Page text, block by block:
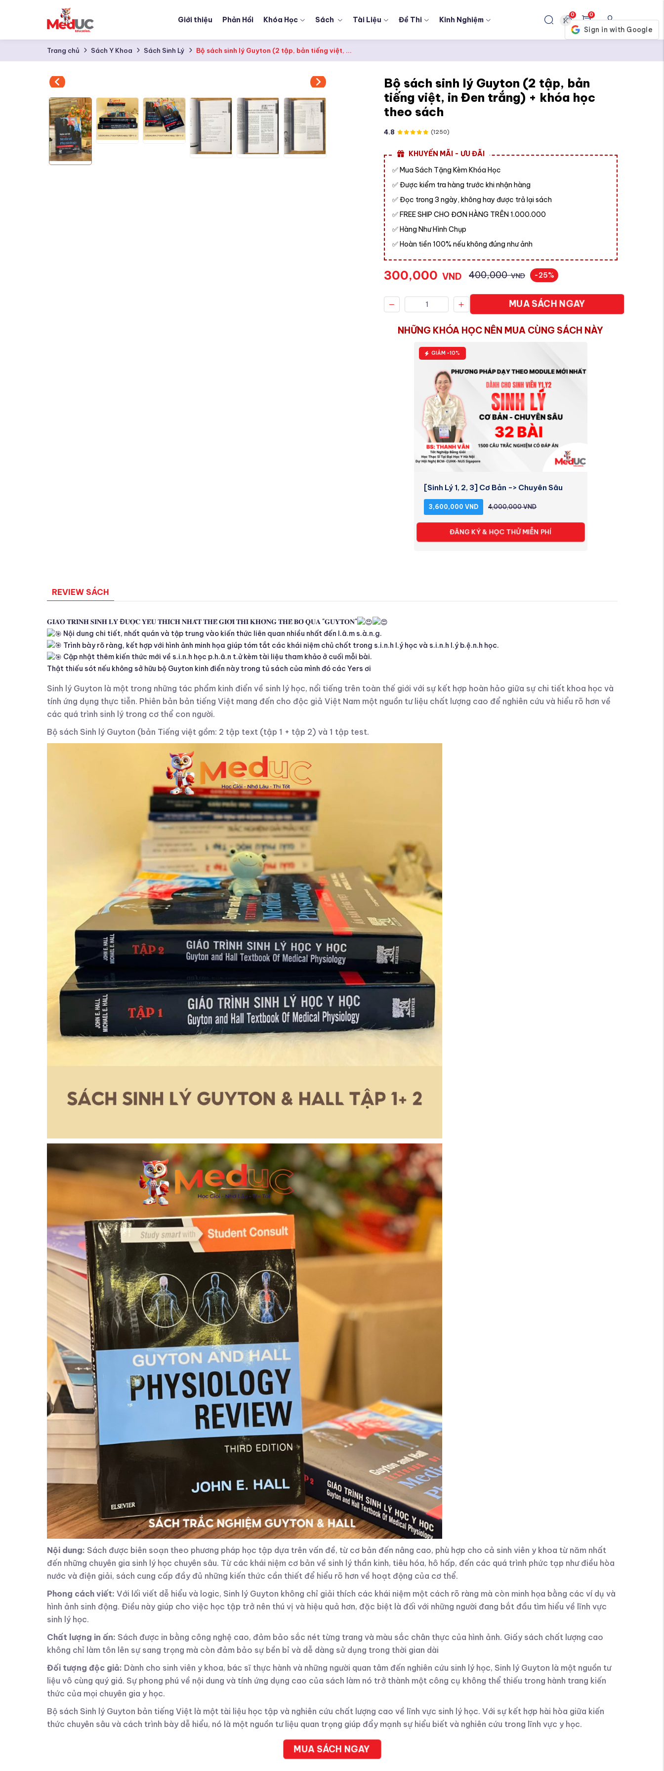
Giới thiệu Phản Hồi Khóa Học Sách Tài Liệu Đề Thi Kinh Nghiệm
0
0
Trang chủ Sách Y Khoa Sách Sinh Lý Bộ sách sinh lý Guyton (2 tập, bản tiếng việt, ...
Bộ sách sinh lý Guyton (2 tập, bản
tiếng việt, in Đen trắng) + khóa học
theo sách
4.8 (1250)
KHUYẾN MÃI - ƯU ĐÃI
✅ Mua Sách Tặng Kèm Khóa Học
✅ Được kiểm tra hàng trước khi nhận hàng
✅ Đọc trong 3 ngày, không hay được trả lại sách
✅ FREE SHIP CHO ĐƠN HÀNG TRÊN 1.000.000
✅ Hàng Như Hình Chụp
✅ Hoàn tiền 100% nếu không đúng như ảnh
300,000 VND 400,000VND -25%
MUA SÁCH NGAY
NHỮNG KHÓA HỌC NÊN MUA CÙNG SÁCH NÀY
GIẢM -10%
[Sinh Lý 1, 2, 3] Cơ Bản -> Chuyên Sâu
3,600,000 VND 4,000,000 VND
ĐĂNG KÝ & HỌC THỬ MIỄN PHÍ
REVIEW SÁCH
𝐆𝐈𝐀́𝐎 𝐓𝐑𝐈̀𝐍𝐇 𝐒𝐈𝐍𝐇 𝐋𝐘́ Đ𝐔̛𝐎̛̣𝐂 𝐘𝐄̂𝐔 𝐓𝐇𝐈́𝐂𝐇 𝐍𝐇𝐀̂́𝐓 𝐓𝐇𝐄̂́ 𝐆𝐈𝐎̛́𝐈 𝐓𝐇𝐈̀ 𝐊𝐇𝐎̂𝐍𝐆 𝐓𝐇𝐄̂̉ 𝐁𝐎̉ 𝐐𝐔𝐀 "𝐆𝐔𝐘𝐓𝐎𝐍"
Nội dung chi tiết, nhất quán và tập trung vào kiến thức liên quan nhiều nhất đến l.â.m s.à.n.g.
Trình bày rõ ràng, kết hợp với hình ảnh minh họa giúp tóm tắt các khái niệm chủ chốt trong s.i.n.h l.ý học và s.i.n.h l.ý b.ệ.n.h học.
Cập nhật thêm kiến thức mới về s.i.n.h học p.h.â.n t.ử kèm tài liệu tham khảo ở cuối mỗi bài.
Thật thiếu sót nếu không sở hữu bộ Guyton kinh điển này trong tủ sách của mình đó các Yers ơi
Sinh lý Guyton là một trong những tác phẩm kinh điển về sinh lý học, nổi tiếng trên toàn thế giới với sự kết hợp hoàn hảo giữa sự chi tiết khoa học và
tính ứng dụng thực tiễn. Phiên bản bản tiếng Việt mang đến cho độc giả Việt Nam một nguồn tư liệu chất lượng cao để nghiên cứu và hiểu rõ hơn về
các quá trình sinh lý trong cơ thể con người.
Bộ sách Sinh lý Guyton (bản Tiếng việt gồm: 2 tập text (tập 1 + tập 2) và 1 tập test.
Nội dung: Sách được biên soạn theo phương pháp học tập dựa trên vấn đề, từ cơ bản đến nâng cao, phù hợp cho cả sinh viên y khoa từ năm nhất
đến những chuyên gia sinh lý học chuyên sâu. Từ các khái niệm cơ bản về sinh lý thần kinh, tiêu hóa, hô hấp, đến các quá trình phức tạp như điều hòa
nước và điện giải, sách cung cấp đầy đủ những kiến thức cần thiết để hiểu rõ hơn về hoạt động của cơ thể.
Phong cách viết: Với lối viết dễ hiểu và logic, Sinh lý Guyton không chỉ giải thích các khái niệm một cách rõ ràng mà còn minh họa bằng các ví dụ và
hình ảnh sinh động. Điều này giúp cho việc học tập trở nên thú vị và hiệu quả hơn, đặc biệt là đối với những người đang bắt đầu tìm hiểu về lĩnh vực
sinh lý học.
Chất lượng in ấn: Sách được in bằng công nghệ cao, đảm bảo sắc nét từng trang và màu sắc chân thực của hình ảnh. Giấy sách chất lượng cao
không chỉ làm tôn lên sự sang trọng mà còn đảm bảo sự bền bỉ và dễ dàng sử dụng trong thời gian dài
Đối tượng độc giả: Dành cho sinh viên y khoa, bác sĩ thực hành và những người quan tâm đến nghiên cứu sinh lý học, Sinh lý Guyton là một nguồn tư
liệu vô cùng quý giá. Sự phong phú về nội dung và tính ứng dụng cao của sách làm nó trở thành một công cụ không thể thiếu trong hành trang kiến
thức của mọi chuyên gia y học.
Bộ sách Sinh lý Guyton bản tiếng Việt là một tài liệu học tập và nghiên cứu chất lượng cao về lĩnh vực sinh lý học. Với sự kết hợp hài hòa giữa kiến
thức chuyên sâu và cách trình bày dễ hiểu, nó là một nguồn tư liệu quan trọng giúp đẩy mạnh sự hiểu biết và nghiên cứu trong lĩnh vực y học.
MUA SÁCH NGAY